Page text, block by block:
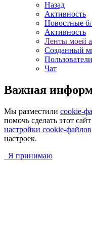
Назад
Активность
Новостные
Активность
Ленты моей
Созданный
Чат
Важная
Мы разместили cookie-
помочь сделать этот
настройки cookie-файлов
настроек.
Я принимаю